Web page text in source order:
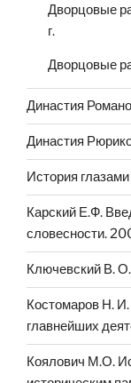
Дворцовые
г.
Дворцовые
Династия
Династия
История
Карский Е.Ф.
словесности.
Ключевский В.
Костомаров Н. И.
главнейших
Коялович М.О.